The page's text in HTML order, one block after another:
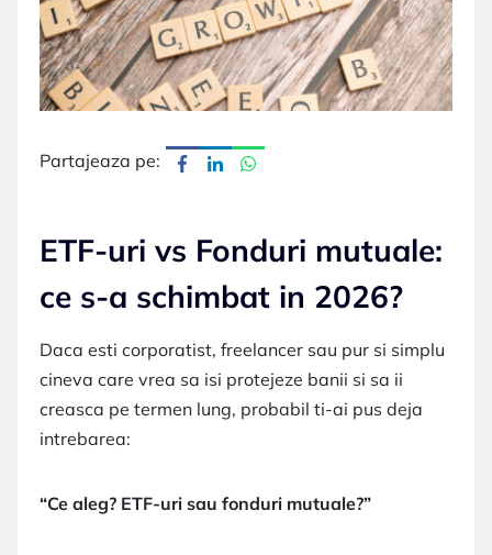
Partajeaza pe:
ETF-uri vs Fonduri mutuale:
ce s-a schimbat in 2026?
Daca esti corporatist, freelancer sau pur si simplu
cineva care vrea sa isi protejeze banii si sa ii
creasca pe termen lung, probabil ti-ai pus deja
intrebarea:
“Ce aleg? ETF-uri sau fonduri mutuale?”